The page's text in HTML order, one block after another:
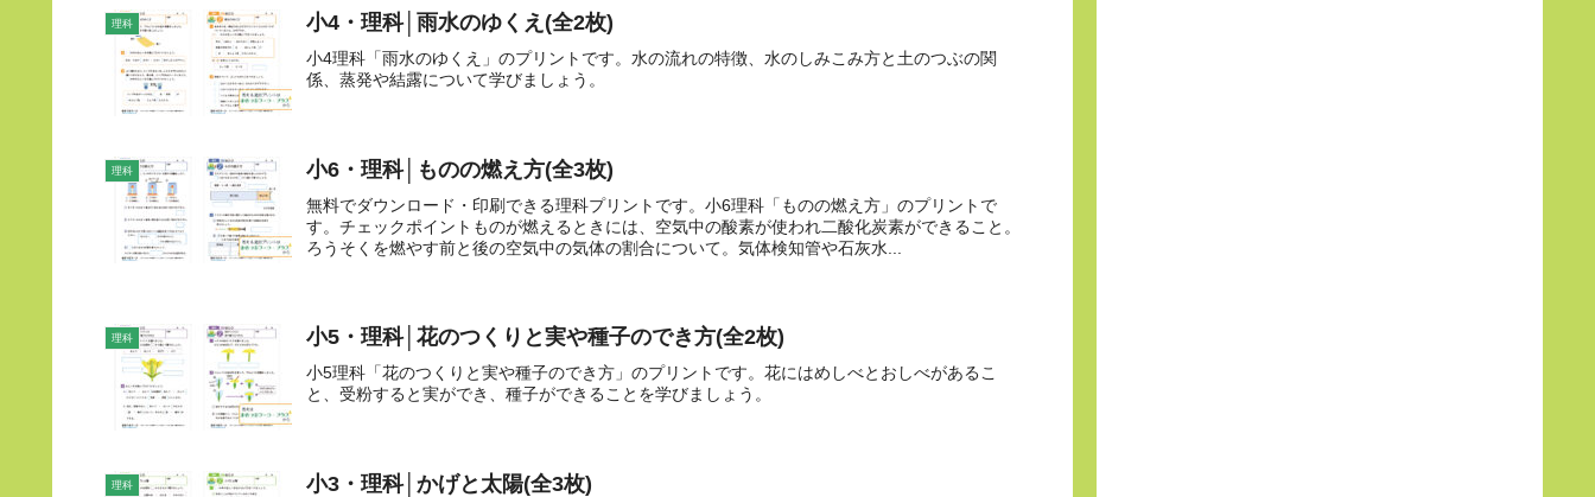
理科 小4・理科│雨水のゆくえ(全2枚)
小4理科「雨水のゆくえ」のプリントです。水の流れの特徴、水のしみこみ方と土のつぶの関
係、蒸発や結露について学びましょう。
理科 小6・理科│ものの燃え方(全3枚)
無料でダウンロード・印刷できる理科プリントです。小6理科「ものの燃え方」のプリントで
す。チェックポイントものが燃えるときには、空気中の酸素が使われ二酸化炭素ができること。
ろうそくを燃やす前と後の空気中の気体の割合について。気体検知管や石灰水...
理科 小5・理科│花のつくりと実や種子のでき方(全2枚)
小5理科「花のつくりと実や種子のでき方」のプリントです。花にはめしべとおしべがあるこ
と、受粉すると実ができ、種子ができることを学びましょう。
理科 小3・理科│かげと太陽(全3枚)